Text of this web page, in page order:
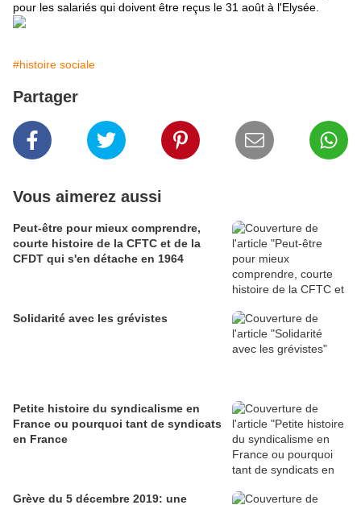
pour les salariés qui doivent être reçus le 31 août à l'Elysée.
#histoire sociale
Partager
Vous aimerez aussi
Peut-être pour mieux comprendre,
courte histoire de la CFTC et de la
CFDT qui s'en détache en 1964
Solidarité avec les grévistes
Petite histoire du syndicalisme en
France ou pourquoi tant de syndicats
en France
Grève du 5 décembre 2019: une